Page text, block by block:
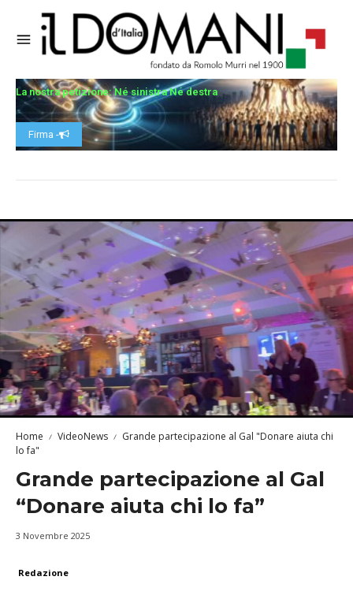
La nostra petizione: Né sinistra Né destra
Firma -
Home VideoNews
Grande partecipazione al Gal "Donare aiuta chi
lo fa"
Grande partecipazione al Gal
“Donare aiuta chi lo fa”
3 Novembre 2025
Redazione